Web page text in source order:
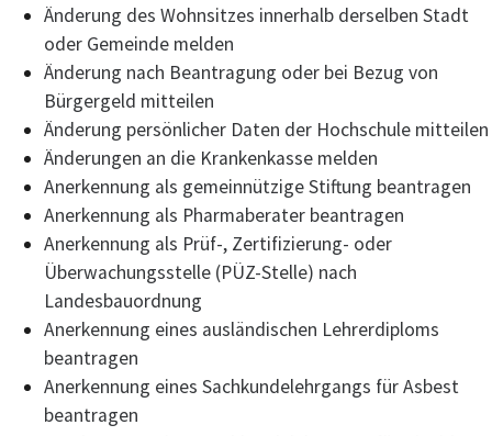
Änderung des Wohnsitzes innerhalb derselben Stadt
oder Gemeinde melden
Änderung nach Beantragung oder bei Bezug von
Bürgergeld mitteilen
Änderung persönlicher Daten der Hochschule mitteilen
Änderungen an die Krankenkasse melden
Anerkennung als gemeinnützige Stiftung beantragen
Anerkennung als Pharmaberater beantragen
Anerkennung als Prüf-, Zertifizierung- oder
Überwachungsstelle (PÜZ-Stelle) nach
Landesbauordnung
Anerkennung eines ausländischen Lehrerdiploms
beantragen
Anerkennung eines Sachkundelehrgangs für Asbest
beantragen